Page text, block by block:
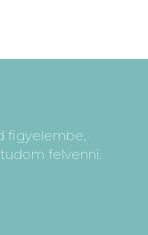
figyelembe,
felvenni.